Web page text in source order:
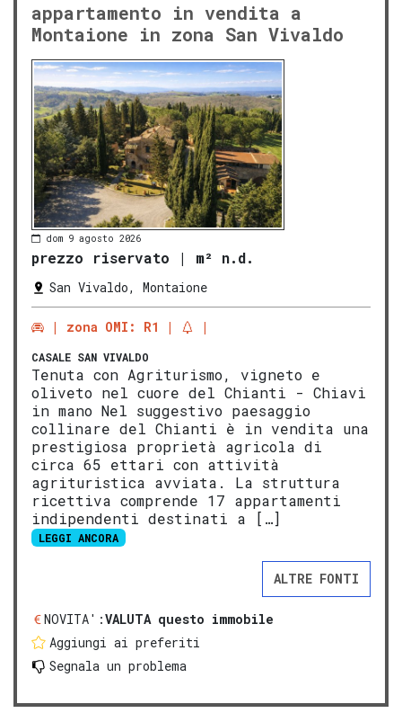
appartamento in vendita a
Montaione in zona San Vivaldo
dom 9 agosto 2026
prezzo riservato | m² n.d.
San Vivaldo, Montaione
zona OMI: R1
CASALE SAN VIVALDO
Tenuta con Agriturismo, vigneto e
oliveto nel cuore del Chianti - Chiavi
in mano Nel suggestivo paesaggio
collinare del Chianti è in vendita una
prestigiosa proprietà agricola di
circa 65 ettari con attività
agrituristica avviata. La struttura
ricettiva comprende 17 appartamenti
indipendenti destinati a […]
LEGGI ANCORA
ALTRE FONTI
NOVITA':VALUTA questo immobile
Aggiungi ai preferiti
Segnala un problema